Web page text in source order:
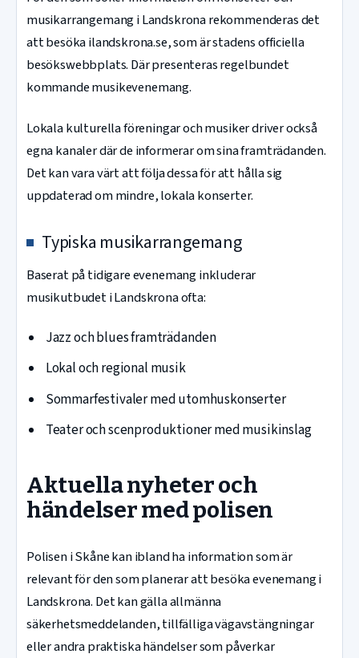
musikarrangemang i Landskrona rekommenderas det
att besöka ilandskrona.se, som är stadens officiella
besökswebbplats. Där presenteras regelbundet
kommande musikevenemang.
Lokala kulturella föreningar och musiker driver också
egna kanaler där de informerar om sina framträdanden.
Det kan vara värt att följa dessa för att hålla sig
uppdaterad om mindre, lokala konserter.
Typiska musikarrangemang
Baserat på tidigare evenemang inkluderar
musikutbudet i Landskrona ofta:
Jazz och blues framträdanden
Lokal och regional musik
Sommarfestivaler med utomhuskonserter
Teater och scenproduktioner med musikinslag
Aktuella nyheter och
händelser med polisen
Polisen i Skåne kan ibland ha information som är
relevant för den som planerar att besöka evenemang i
Landskrona. Det kan gälla allmänna
säkerhetsmeddelanden, tillfälliga vägavstängningar
eller andra praktiska händelser som påverkar